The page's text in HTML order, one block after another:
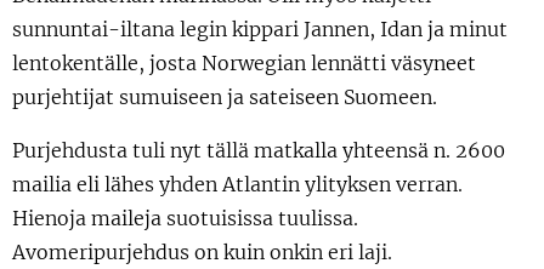
sunnuntai-iltana legin kippari Jannen, Idan ja minut
lentokentälle, josta Norwegian lennätti väsyneet
purjehtijat sumuiseen ja sateiseen Suomeen.
Purjehdusta tuli nyt tällä matkalla yhteensä n. 2600
mailia eli lähes yhden Atlantin ylityksen verran.
Hienoja maileja suotuisissa tuulissa.
Avomeripurjehdus on kuin onkin eri laji.